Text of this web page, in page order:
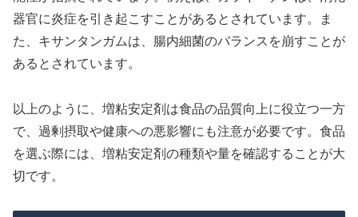
器官に炎症を引き起こすことがあるとされています。ま
た、キサンタンガムは、腸内細菌のバランスを崩すことが
あるとされています。
以上のように、増粘安定剤は食品の品質向上に役立つ一方
で、過剰摂取や健康への悪影響にも注意が必要です。食品
を選ぶ際には、増粘安定剤の種類や量を確認することが大
切です。